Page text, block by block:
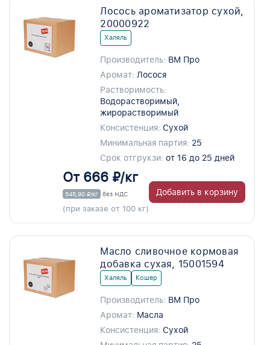
Лосось ароматизатор сухой,
20000922
Халяль
Производитель: ВМ Про
Аромат: Лосося
Растворимость:
Водорастворимый,
жирорастворимый
Консистенция: Сухой
Минимальная партия: 25
Срок отгрукзи: от 16 до 25 дней
От 666 ₽/кг
545,90 ₽/кг без НДС
(при заказе от 100 кг)
Добавить в корзину
Масло сливочное кормовая
добавка сухая, 15001594
Халяль Кошер
Производитель: ВМ Про
Аромат: Масла
Консистенция: Сухой